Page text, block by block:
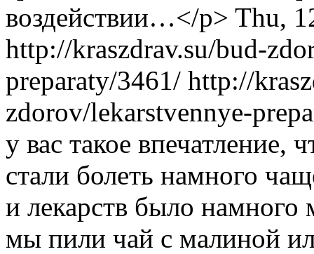
воздействии…</p> Thu,
http://kraszdrav.su/bud-
preparaty/3461/ http://
zdorov/lekarstvennye-
у вас такое впечатление,
стали болеть намного
и лекарств было
мы пили чай с малиной